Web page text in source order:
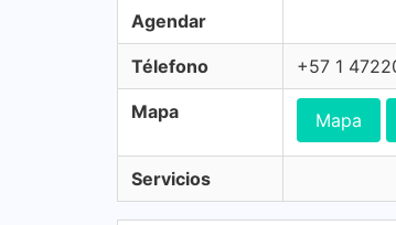
Agendar
Télefono +57 1
Mapa Mapa
Servicios